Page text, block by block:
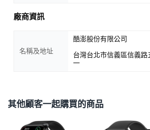
廠商資訊
名稱及地址
酷澎股份有限公司
台灣台北市信義區信義路
一
其他顧客一起購買的商品